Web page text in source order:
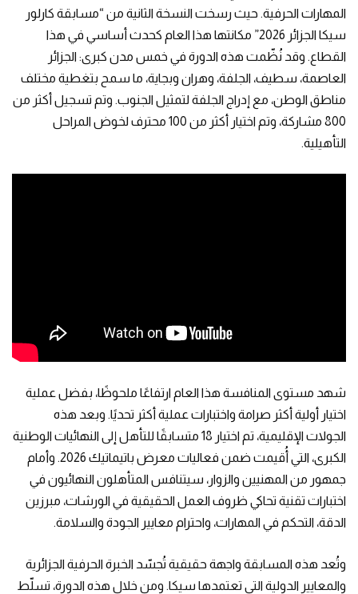
المهارات الحرفية. حيث رسخت النسخة الثانية من “مسابقة كارلور
سيكا الجزائر 2026” مكانتها هذا العام كحدث أساسي في هذا
القطاع. وقد نُظّمت هذه الدورة في خمس مدن كبرى: الجزائر
العاصمة، سطيف، الجلفة، وهران وبجاية، ما سمح بتغطية مختلف
مناطق الوطن، مع إدراج الجلفة لتمثيل الجنوب. وتم تسجيل أكثر من
800 مشاركة، وتم اختيار أكثر من 100 محترف لخوض المراحل
التأهيلية.
شهد مستوى المنافسة هذا العام ارتفاعًا ملحوظًا، بفضل عملية
اختيار أولية أكثر صرامة واختبارات عملية أكثر تحديًا. وبعد هذه
الجولات الإقليمية، تم اختيار 18 متسابقًا للتأهل إلى النهائيات الوطنية
الكبرى، التي أُقيمت ضمن فعاليات معرض باتيماتيك 2026. وأمام
جمهور من المهنيين والزوار، سيتنافس المتأهلون النهائيون في
اختبارات تقنية تحاكي ظروف العمل الحقيقية في الورشات، مبرزين
الدقة، التحكم في المهارات، واحترام معايير الجودة والسلامة.
وتُعد هذه المسابقة واجهة حقيقية تُجسّد الخبرة الحرفية الجزائرية
والمعايير الدولية التي تعتمدها سيكا. ومن خلال هذه الدورة، تسلّط